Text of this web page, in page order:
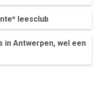
leesclub
in Antwerpen, wel een